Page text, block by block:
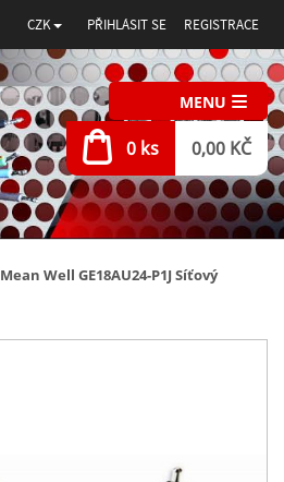
CZK PŘIHLÁSIT SE REGISTRACE
MENU
0 ks 0,00 KČ
Mean Well GE18AU24-P1J Síťový